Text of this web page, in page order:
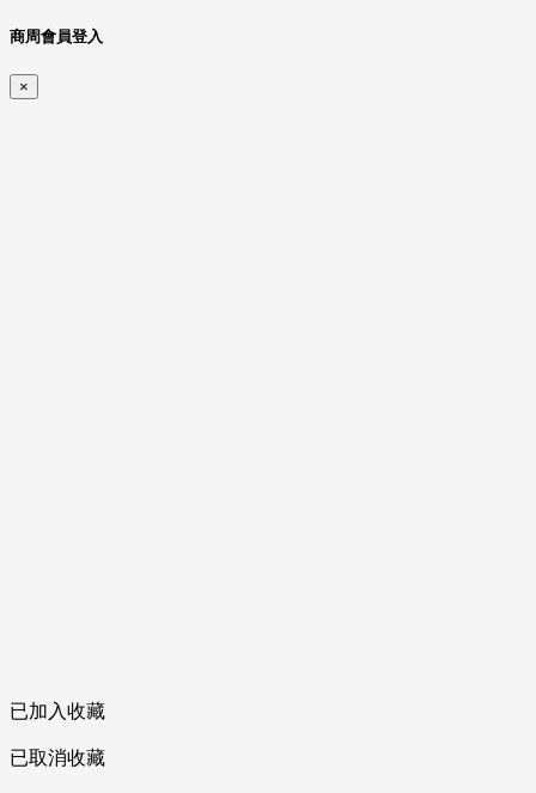
商周會員登入
×
已加入收藏
已取消收藏